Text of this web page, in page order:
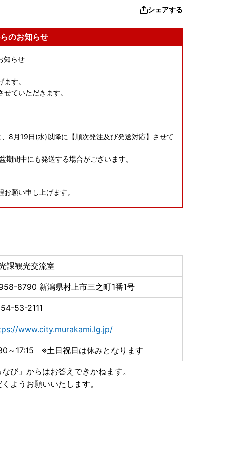
シェアする
のお知らせ
知らせ
す。
ていただきます。
8月19日(水)以降に【順次発注及び発送対応】させて
間中にも発送する場合がございます。
願い申し上げます。
体です。
。
します。
る方へ
載されています。
までに到着したものは受付いたしますのでご安心く
課観光交流室
8790 新潟県村上市三之町1番1号
53-2111
www.city.murakami.lg.jp/
～17:15 ※土日祝日は休みとなります
び」からはお答えできかねます。
ようお願いいたします。